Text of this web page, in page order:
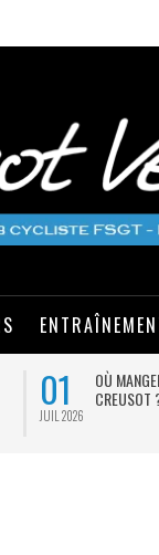
01
JUIL 2026
OÙ
CREUSOT